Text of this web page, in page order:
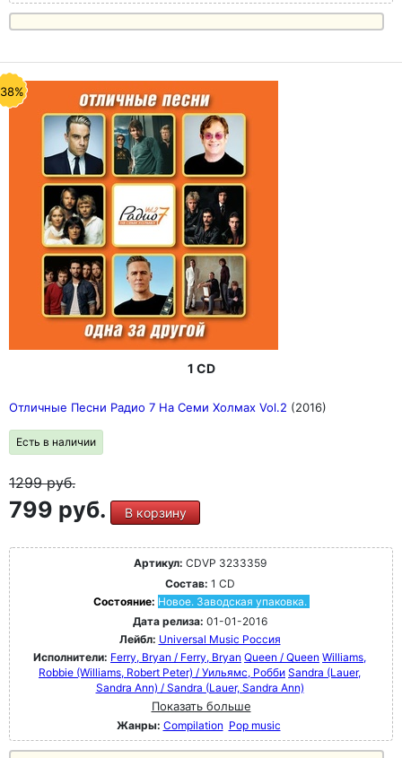
1 CD
Отличные Песни Радио 7 На Семи Холмах Vol.2 (2016)
Есть в наличии
1299руб.
799 руб. В корзину
Артикул: CDVP 3233359
Состав: 1 CD
Состояние: Новое. Заводская упаковка.
Дата релиза: 01-01-2016
Лейбл: Universal Music Россия
Исполнители: Ferry, Bryan / Ferry, Bryan Queen / Queen Williams,
Robbie (Williams, Robert Peter) / Уильямс, Робби Sandra (Lauer,
Sandra Ann) / Sandra (Lauer, Sandra Ann)
Показать больше
Жанры: Compilation Pop music